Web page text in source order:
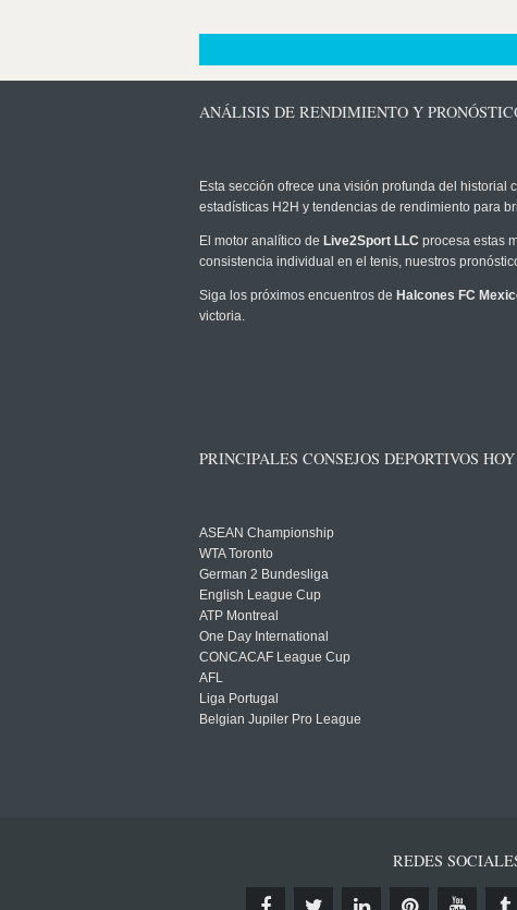
ANÁLISIS DE RENDIMIENTO Y
Esta sección ofrece una visión profunda del historial
estadísticas H2H y tendencias de rendimiento para
El motor analítico de Live2Sport LLC procesa estas
consistencia individual en el tenis, nuestros
Siga los próximos encuentros de Halcones FC
victoria.
PRINCIPALES CONSEJOS DEPORTIVOS HOY
ASEAN Championship
WTA Toronto
German 2 Bundesliga
English League Cup
ATP Montreal
One Day International
CONCACAF League Cup
AFL
Liga Portugal
Belgian Jupiler Pro League
REDES